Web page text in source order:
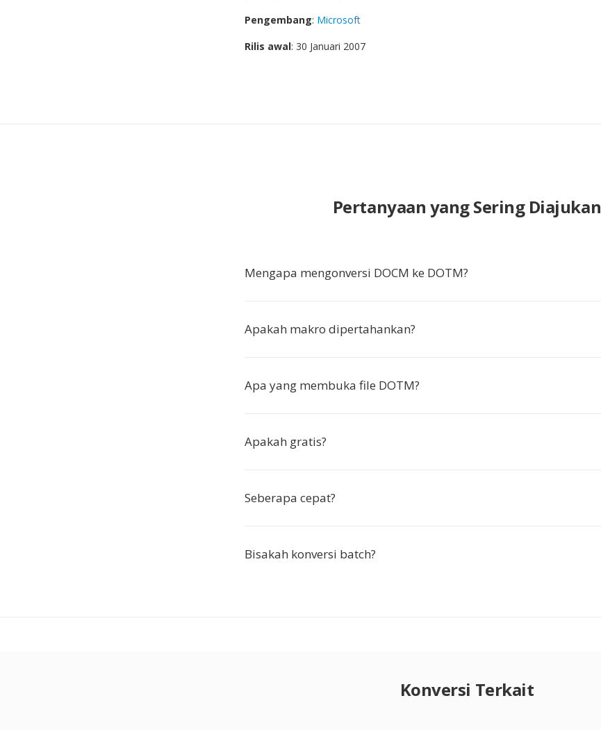
Pengembang: Microsoft
Rilis awal: 30 Januari 2007
Pertanyaan yang Sering Diajukan
Mengapa mengonversi DOCM ke DOTM?
Apakah makro dipertahankan?
Apa yang membuka file DOTM?
Apakah gratis?
Seberapa cepat?
Bisakah konversi batch?
Konversi Terkait